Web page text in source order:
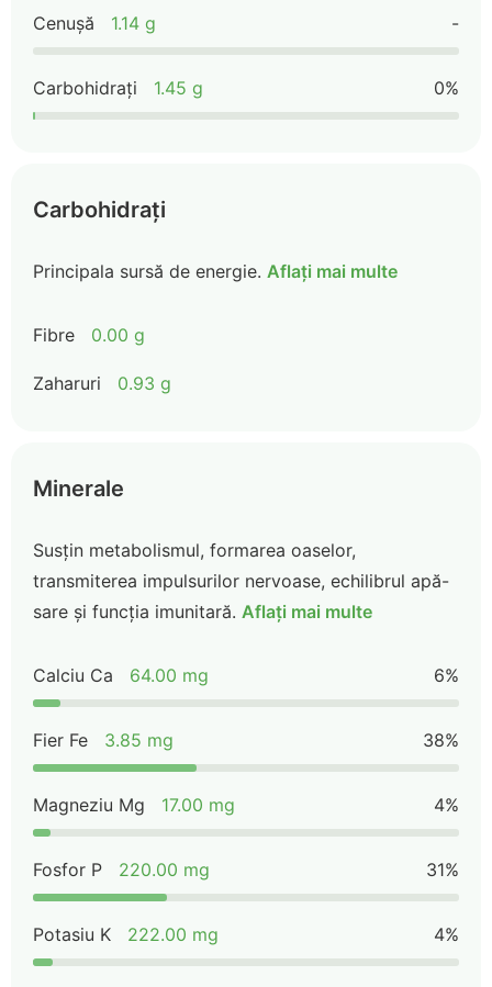
Cenușă 1.14 g -
Carbohidrați 1.45 g 0%
Carbohidrați
Principala sursă de energie. Aflați mai multe
Fibre 0.00 g
Zaharuri 0.93 g
Minerale
Susțin metabolismul, formarea oaselor,
transmiterea impulsurilor nervoase, echilibrul apă-
sare și funcția imunitară. Aflați mai multe
Calciu Ca 64.00 mg 6%
Fier Fe 3.85 mg 38%
Magneziu Mg 17.00 mg 4%
Fosfor P 220.00 mg 31%
Potasiu K 222.00 mg 4%